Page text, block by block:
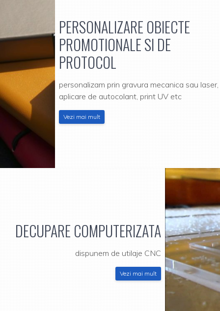
PERSONALIZARE OBIECTE
PROMOTIONALE SI DE
PROTOCOL
personalizam prin gravura mecanica sau laser,
aplicare de autocolant, print UV etc
Vezi mai mult
DECUPARE COMPUTERIZATA
dispunem de utilaje CNC
Vezi mai mult